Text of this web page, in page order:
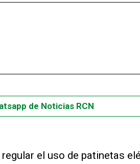
de Noticias RCN
el uso de patinetas